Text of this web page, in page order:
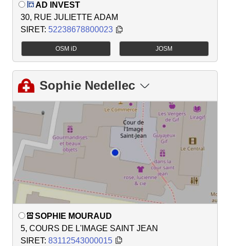
AD INVEST
30, RUE JULIETTE ADAM
SIRET: 52238678800023
OSM iD JOSM
Sophie Nedellec
SOPHIE MOURAUD
5, COURS DE L'IMAGE SAINT JEAN
SIRET: 83112543000015